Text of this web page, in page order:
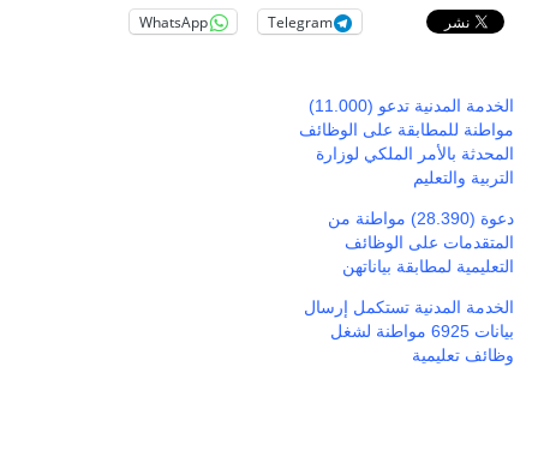
Telegram
WhatsApp
الخدمة المدنية تدعو (11.000)
مواطنة للمطابقة على الوظائف
المحدثة بالأمر الملكي لوزارة
التربية والتعليم
دعوة (28.390) مواطنة من
المتقدمات على الوظائف
التعليمية لمطابقة بياناتهن
الخدمة المدنية تستكمل إرسال
بيانات 6925 مواطنة لشغل
وظائف تعليمية